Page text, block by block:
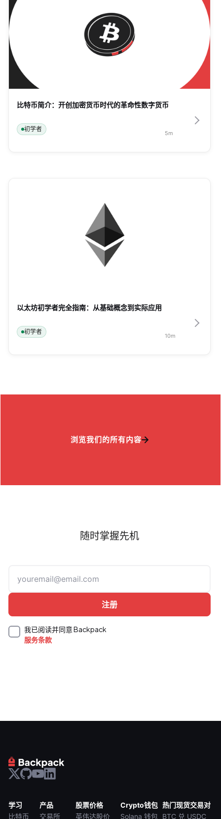
比特币简介：开创加密货币时代的革命性数字货币
初学者
5m
以太坊初学者完全指南：从基础概念到实际应用
初学者
10m
浏览我们的所有内容
随时掌握先机
我已阅读并同意 Backpack
服务条款
学习
比特币
产品
交易所
股票价格
英伟达股价
Crypto钱包
Solana 钱包
热门现货交易对
BTC 兑 USDC